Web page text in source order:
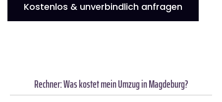
Kostenlos & unverbindlich anfragen
Rechner: Was kostet mein Umzug in Magdeburg?